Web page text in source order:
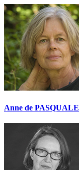
Anne de PASQUALE